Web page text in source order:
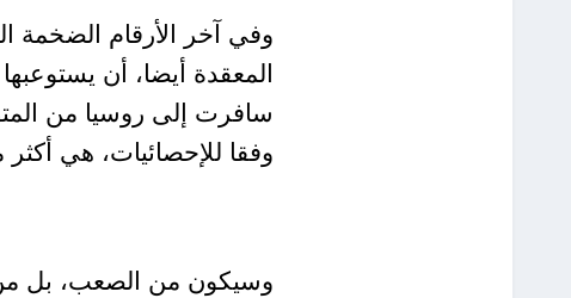
وفي آخر الأرقام الضخمة
المعقدة أيضا، أن
وفقا للإحصائيات، هي أكثر
وسيكون من الصعب، بل من